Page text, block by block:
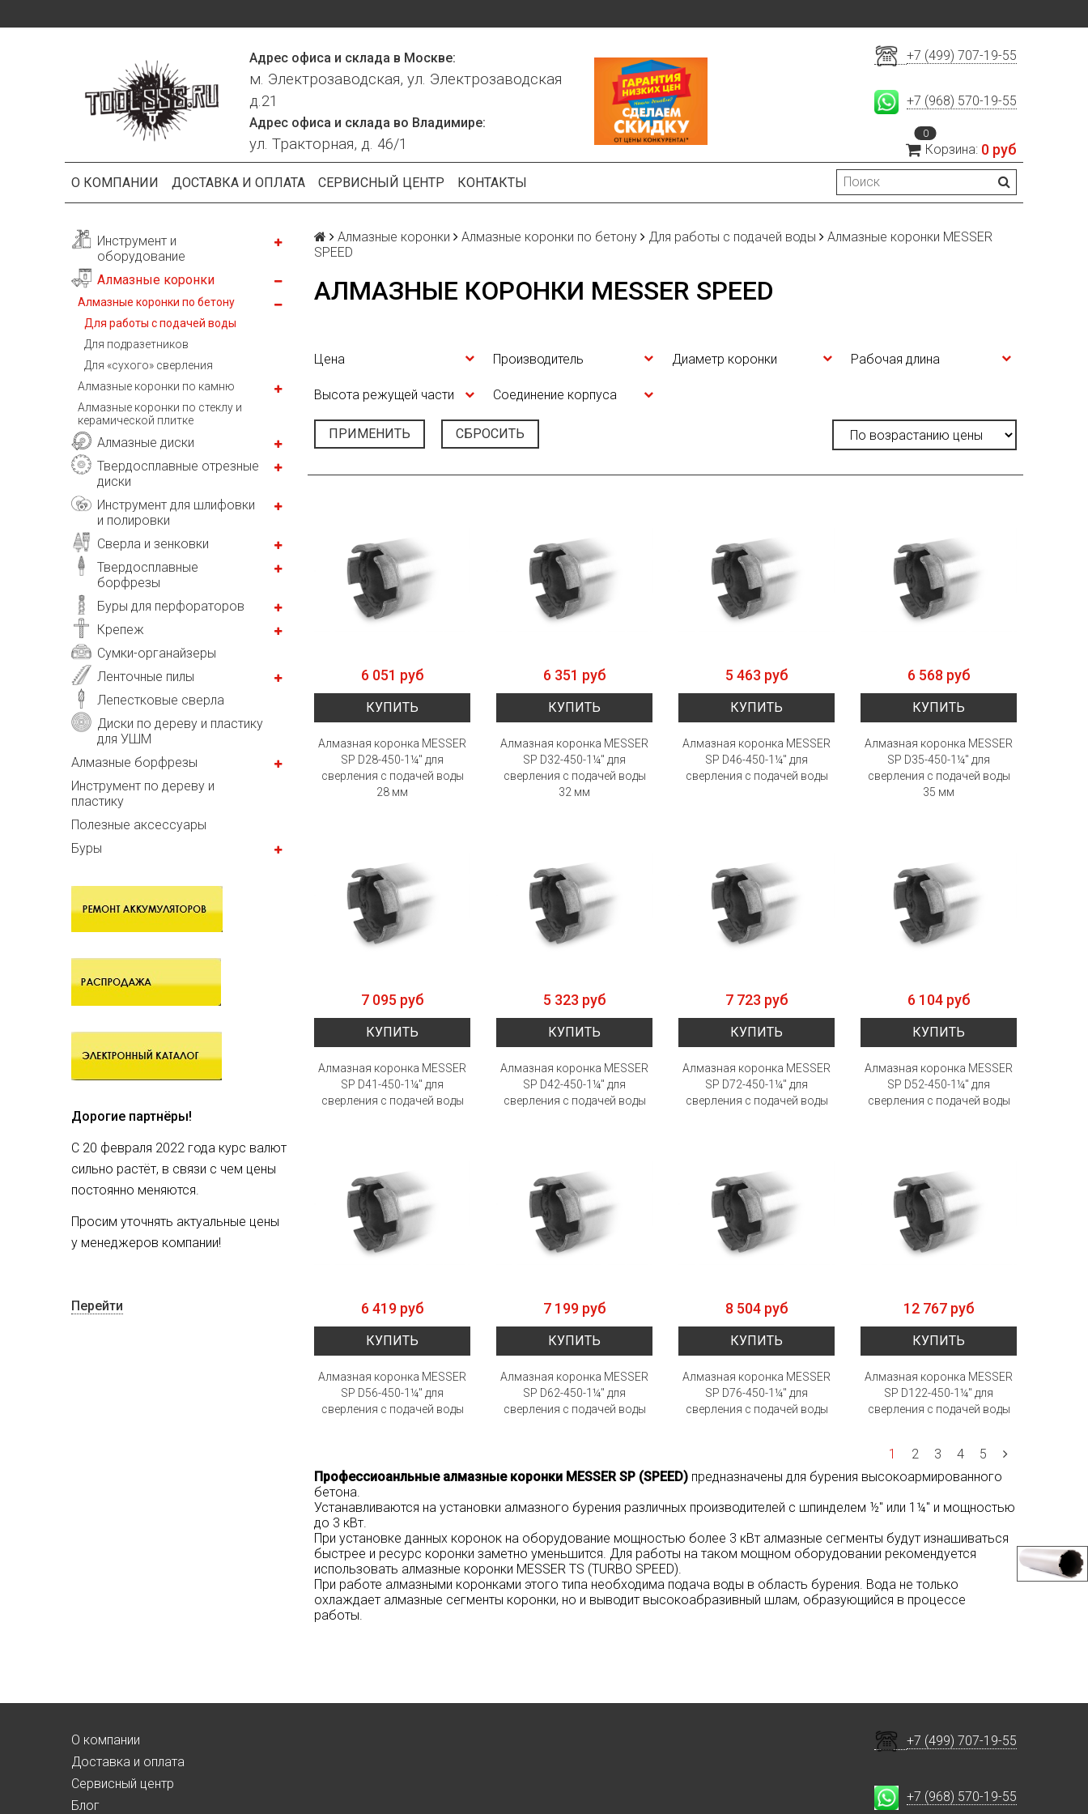
Адрес офиса и склада в Москве:
м. Электрозаводская, ул. Электрозаводская
д.21
Адрес офиса и склада во Владимире:
ул. Тракторная, д. 46/1
+7 (499) 707-19-55
+7 (968) 570-19-55
0
Корзина: 0 руб
О КОМПАНИИ ДОСТАВКА И ОПЛАТА СЕРВИСНЫЙ ЦЕНТР КОНТАКТЫ
Инструмент и
оборудование
Алмазные коронки
Алмазные коронки по бетону
Для работы с подачей воды
Для подразетников
Для «сухого» сверления
Алмазные коронки по камню
Алмазные коронки по стеклу и
керамической плитке
Алмазные диски
Твердосплавные отрезные
диски
Инструмент для шлифовки
и полировки
Сверла и зенковки
Твердосплавные
борфрезы
Буры для перфораторов
Крепеж
Сумки-органайзеры
Ленточные пилы
Лепестковые сверла
Диски по дереву и пластику
для УШМ
Алмазные борфрезы
Инструмент по дереву и
пластику
Полезные аксессуары
Буры
Дорогие партнёры!
С 20 февраля 2022 года курс валют
сильно растёт, в связи с чем цены
постоянно меняются.
Просим уточнять актуальные цены
у менеджеров компании!
Перейти
Алмазные коронки Алмазные коронки по бетону Для работы с подачей воды
Алмазные коронки MESSER
SPEED
АЛМАЗНЫЕ КОРОНКИ MESSER SPEED
Цена Производитель Диаметр коронки Рабочая длина
Высота режущей части Соединение корпуса
ПРИМЕНИТЬ СБРОСИТЬ
6 051 руб
КУПИТЬ
Алмазная коронка MESSER
SP D28-450-1¼" для
сверления с подачей воды
28 мм
6 351 руб
КУПИТЬ
Алмазная коронка MESSER
SP D32-450-1¼" для
сверления с подачей воды
32 мм
5 463 руб
КУПИТЬ
Алмазная коронка MESSER
SP D46-450-1¼" для
сверления с подачей воды
6 568 руб
КУПИТЬ
Алмазная коронка MESSER
SP D35-450-1¼" для
сверления с подачей воды
35 мм
7 095 руб
КУПИТЬ
Алмазная коронка MESSER
SP D41-450-1¼" для
сверления с подачей воды
5 323 руб
КУПИТЬ
Алмазная коронка MESSER
SP D42-450-1¼" для
сверления с подачей воды
7 723 руб
КУПИТЬ
Алмазная коронка MESSER
SP D72-450-1¼" для
сверления с подачей воды
6 104 руб
КУПИТЬ
Алмазная коронка MESSER
SP D52-450-1¼" для
сверления с подачей воды
6 419 руб
КУПИТЬ
Алмазная коронка MESSER
SP D56-450-1¼" для
сверления с подачей воды
7 199 руб
КУПИТЬ
Алмазная коронка MESSER
SP D62-450-1¼" для
сверления с подачей воды
8 504 руб
КУПИТЬ
Алмазная коронка MESSER
SP D76-450-1¼" для
сверления с подачей воды
12 767 руб
КУПИТЬ
Алмазная коронка MESSER
SP D122-450-1¼" для
сверления с подачей воды
1 2 3 4
5
Профессиоанльные алмазные коронки MESSER SP (SPEED) предназначены для бурения высокоармированного
бетона.
Устанавливаются на установки алмазного бурения различных производителей с шпинделем ½" или 1¼" и мощностью
до 3 кВт.
При установке данных коронок на оборудование мощностью более 3 кВт алмазные сегменты будут изнашиваться
быстрее и ресурс коронки заметно уменьшится. Для работы на таком мощном оборудовании рекомендуется
использовать алмазные коронки MESSER TS (TURBO SPEED).
При работе алмазными коронками этого типа необходима подача воды в область бурения. Вода не только
охлаждает алмазные сегменты коронки, но и выводит высокоабразивный шлам, образующийся в процессе
работы.
О компании
Доставка и оплата
Сервисный центр
Блог
+7 (499) 707-19-55
+7 (968) 570-19-55